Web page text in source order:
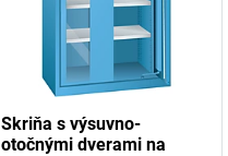
Skriňa s výsuvno-
otočnými dverami na